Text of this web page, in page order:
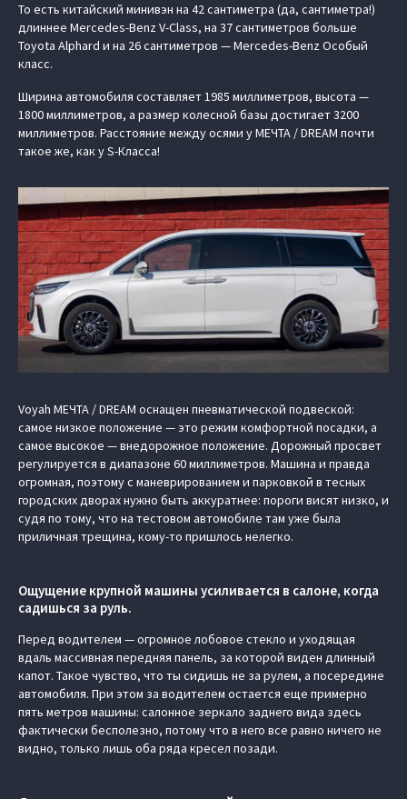
То есть китайский минивэн на 42 сантиметра (да, сантиметра!)
длиннее Mercedes-Benz V-Class, на 37 сантиметров больше
Toyota Alphard и на 26 сантиметров — Mercedes-Benz Особый
класс.
Ширина автомобиля составляет 1985 миллиметров, высота —
1800 миллиметров, а размер колесной базы достигает 3200
миллиметров. Расстояние между осями у МЕЧТА / DREAM почти
такое же, как у S-Класса!
Voyah МЕЧТА / DREAM оснащен пневматической подвеской:
самое низкое положение — это режим комфортной посадки, а
самое высокое — внедорожное положение. Дорожный просвет
регулируется в диапазоне 60 миллиметров. Машина и правда
огромная, поэтому с маневрированием и парковкой в тесных
городских дворах нужно быть аккуратнее: пороги висят низко, и
судя по тому, что на тестовом автомобиле там уже была
приличная трещина, кому-то пришлось нелегко.
Ощущение крупной машины усиливается в салоне, когда
садишься за руль.
Перед водителем — огромное лобовое стекло и уходящая
вдаль массивная передняя панель, за которой виден длинный
капот. Такое чувство, что ты сидишь не за рулем, а посередине
автомобиля. При этом за водителем остается еще примерно
пять метров машины: салонное зеркало заднего вида здесь
фактически бесполезно, потому что в него все равно ничего не
видно, только лишь оба ряда кресел позади.